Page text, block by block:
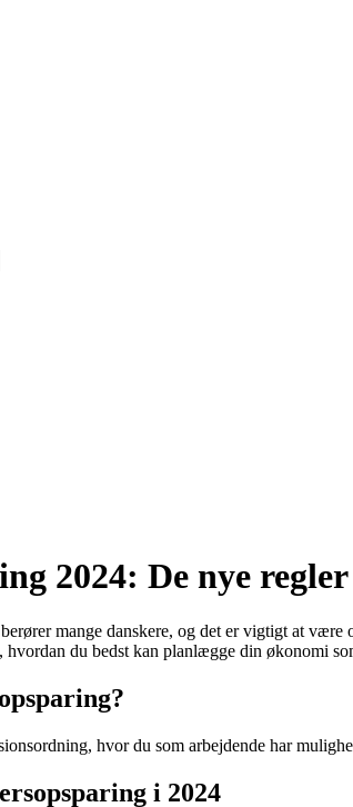
2024: De nye
mange danskere, og det er vigtigt at
du bedst kan planlægge din økonomi
hvor du som arbejdende har
i 2024